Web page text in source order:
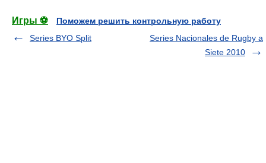
Игры ⚽
Поможем решить контрольную работу
Series BYO Split
Series Nacionales de Rugby a
Siete 2010